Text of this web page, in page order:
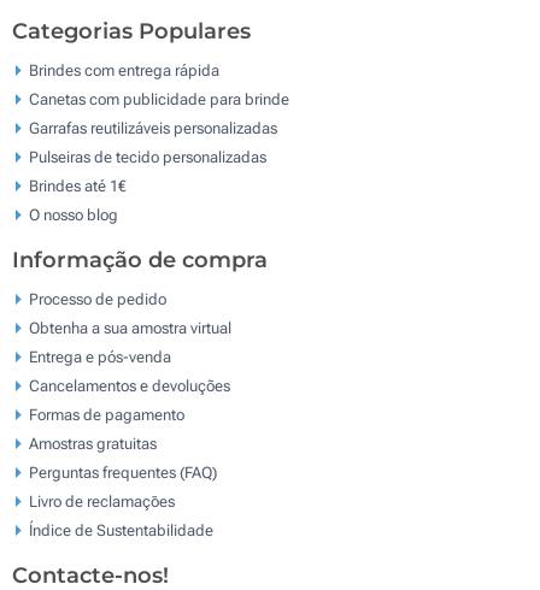
Categorias Populares
Brindes com entrega rápida
Canetas com publicidade para brinde
Garrafas reutilizáveis personalizadas
Pulseiras de tecido personalizadas
Brindes até 1€
O nosso blog
Informação de compra
Processo de pedido
Obtenha a sua amostra virtual
Entrega e pós-venda
Cancelamentos e devoluções
Formas de pagamento
Amostras gratuitas
Perguntas frequentes (FAQ)
Livro de reclamaçōes
Índice de Sustentabilidade
Contacte-nos!